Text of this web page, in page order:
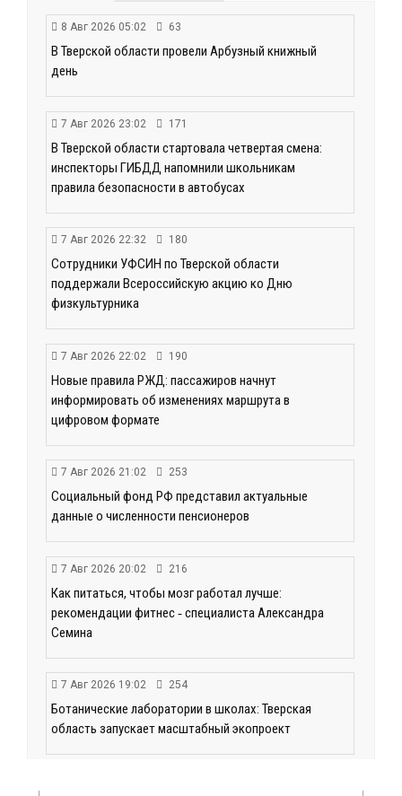
8 Авг 2026 05:02 63
В Тверской области провели Арбузный книжный
день
7 Авг 2026 23:02 171
В Тверской области стартовала четвертая смена:
инспекторы ГИБДД напомнили школьникам
правила безопасности в автобусах
7 Авг 2026 22:32 180
Сотрудники УФСИН по Тверской области
поддержали Всероссийскую акцию ко Дню
физкультурника
7 Авг 2026 22:02 190
Новые правила РЖД: пассажиров начнут
информировать об изменениях маршрута в
цифровом формате
7 Авг 2026 21:02 253
Социальный фонд РФ представил актуальные
данные о численности пенсионеров
7 Авг 2026 20:02 216
Как питаться, чтобы мозг работал лучше:
рекомендации фитнес ‑ специалиста Александра
Семина
7 Авг 2026 19:02 254
Ботанические лаборатории в школах: Тверская
область запускает масштабный экопроект